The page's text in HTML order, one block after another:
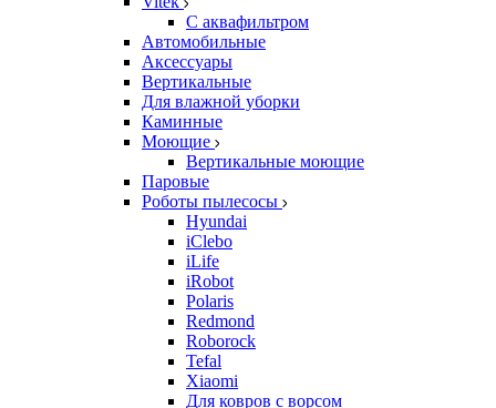
С аквафильтром
Автомобильные
Аксессуары
Вертикальные
Для влажной уборки
Каминные
Моющие
Вертикальные моющие
Паровые
Роботы пылесосы
Hyundai
iClebo
iLife
iRobot
Polaris
Redmond
Roborock
Tefal
Xiaomi
Для ковров с ворсом